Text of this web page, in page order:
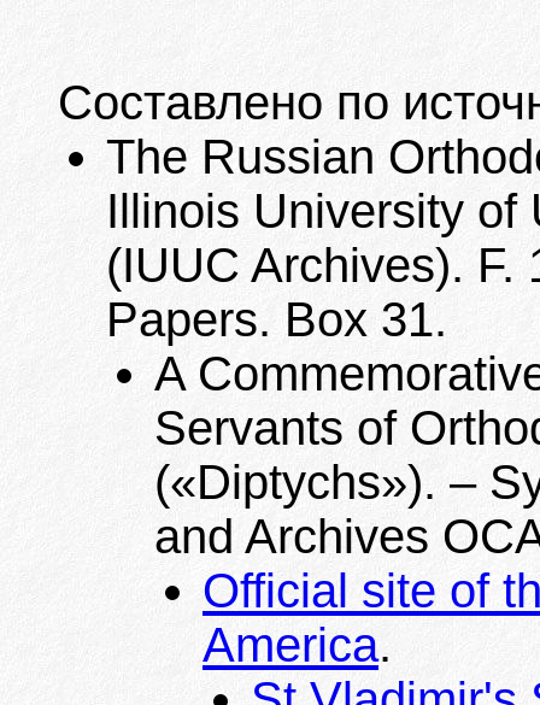
Составлено по
The Russian
Illinois University of
(IUUC Archives). F.
Papers. Box 31.
A
Servants of
(«Diptychs»). –
and Archives
Official site of
America.